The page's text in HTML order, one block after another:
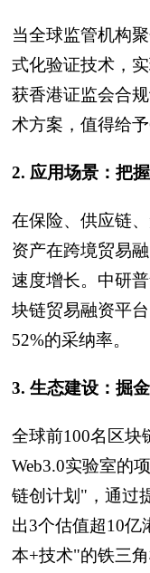
当全球监管机构
式化验证技术，
获香港证监会合
术方案，值得给
2. 应用场景：把
在保险、供应链
资产在跨境贸易
速度增长。中研
块链贸易融资平
52%的采纳率。
3. 生态建设：掘
全球前100名区块
Web3.0实验室的
链创计划"，通过
出3个估值超10亿
本+技术"的铁三